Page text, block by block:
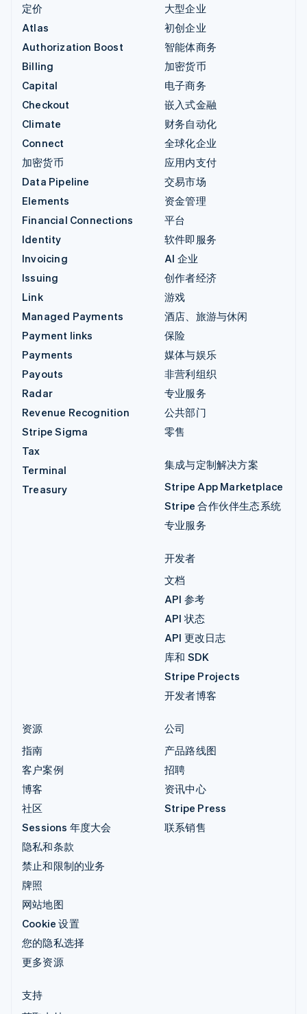
定价
Atlas
Authorization Boost
Billing
Capital
Checkout
Climate
Connect
加密货币
Data Pipeline
Elements
Financial Connections
Identity
Invoicing
Issuing
Link
Managed Payments
Payment links
Payments
Payouts
Radar
Revenue Recognition
Stripe Sigma
Tax
Terminal
Treasury
大型企业
初创企业
智能体商务
加密货币
电子商务
嵌入式金融
财务自动化
全球化企业
应用内支付
交易市场
资金管理
平台
软件即服务
AI 企业
创作者经济
游戏
酒店、旅游与休闲
保险
媒体与娱乐
非营利组织
专业服务
公共部门
零售
集成与定制解决方案
Stripe App Marketplace
Stripe 合作伙伴生态系统
专业服务
开发者
文档
API 参考
API 状态
API 更改日志
库和 SDK
Stripe Projects
开发者博客
资源
指南
客户案例
博客
社区
Sessions 年度大会
隐私和条款
禁止和限制的业务
牌照
网站地图
Cookie 设置
您的隐私选择
更多资源
公司
产品路线图
招聘
资讯中心
Stripe Press
联系销售
支持